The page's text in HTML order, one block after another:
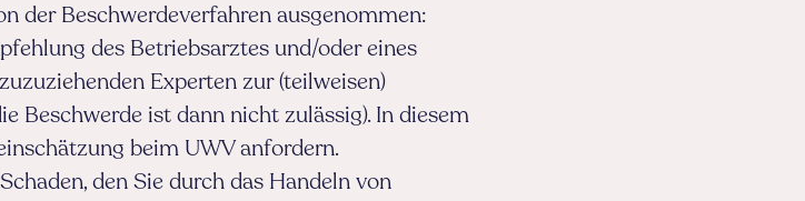
der Beschwerdeverfahren ausgenommen:
des Betriebsarztes und/oder eines
Experten zur (teilweisen)
Beschwerde ist dann nicht zulässig). In diesem
beim UWV anfordern.
den Sie durch das Handeln von